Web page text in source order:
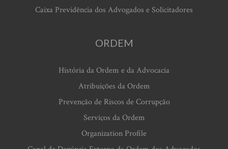
Caixa Previdência dos Advogados e Solicitadores
ORDEM
História da Ordem e da Advocacia
Atribuições da Ordem
Prevenção de Riscos de Corrupção
Serviços da Ordem
Organization Profile